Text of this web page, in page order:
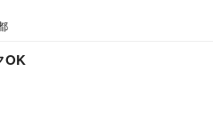
OK